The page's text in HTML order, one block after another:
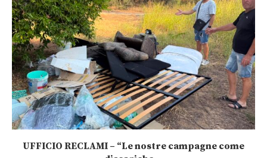
UFFICIO RECLAMI – “Le nostre campagne come